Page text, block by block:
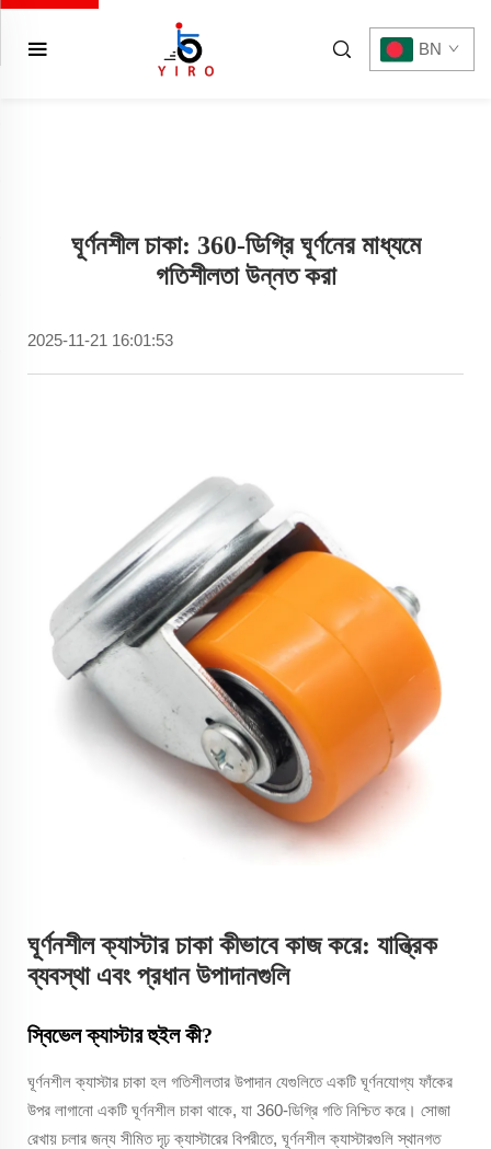
BN
ঘূর্ণনশীল চাকা: 360-ডিগ্রি ঘূর্ণনের মাধ্যমে
গতিশীলতা উন্নত করা
2025-11-21 16:01:53
ঘূর্ণনশীল ক্যাস্টার চাকা কীভাবে কাজ করে: যান্ত্রিক
ব্যবস্থা এবং প্রধান উপাদানগুলি
স্বিভেল ক্যাস্টার হুইল কী?
ঘূর্ণনশীল ক্যাস্টার চাকা হল গতিশীলতার উপাদান যেগুলিতে একটি ঘূর্ণনযোগ্য ফাঁকের
উপর লাগানো একটি ঘূর্ণনশীল চাকা থাকে, যা 360-ডিগ্রি গতি নিশ্চিত করে। সোজা
রেখায় চলার জন্য সীমিত দৃঢ় ক্যাস্টারের বিপরীতে, ঘূর্ণনশীল ক্যাস্টারগুলি স্থানগত